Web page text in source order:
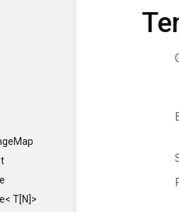
T[N]>